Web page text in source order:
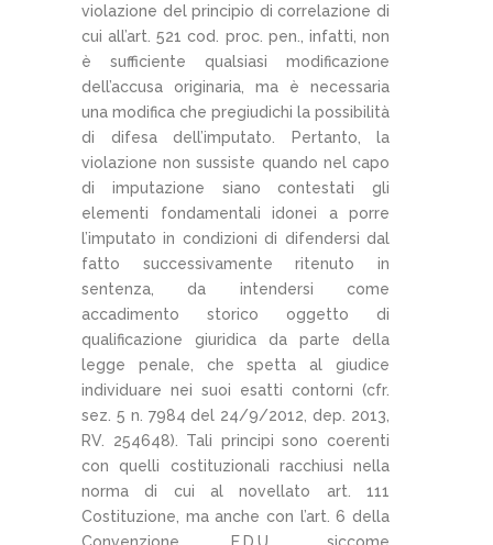
violazione del principio di correlazione di
cui all’art. 521 cod. proc. pen., infatti, non
è sufficiente qualsiasi modificazione
dell’accusa originaria, ma è necessaria
una modifica che pregiudichi la possibilità
di difesa dell’imputato. Pertanto, la
violazione non sussiste quando nel capo
di imputazione siano contestati gli
elementi fondamentali idonei a porre
l’imputato in condizioni di difendersi dal
fatto successivamente ritenuto in
sentenza, da intendersi come
accadimento storico oggetto di
qualificazione giuridica da parte della
legge penale, che spetta al giudice
individuare nei suoi esatti contorni (cfr.
sez. 5 n. 7984 del 24/9/2012, dep. 2013,
RV. 254648). Tali principi sono coerenti
con quelli costituzionali racchiusi nella
norma di cui al novellato art. 111
Costituzione, ma anche con l’art. 6 della
Convenzione E.D.U., siccome